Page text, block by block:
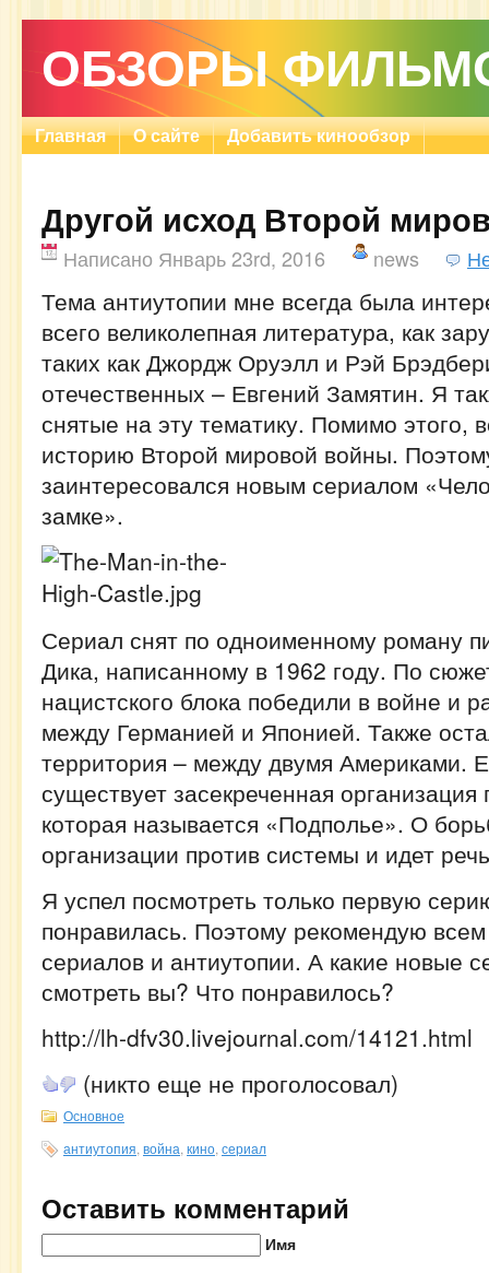
ОБЗОРЫ
Главная О сайте Добавить кинообзор
Другой исход Второй
Написано Январь 23rd, 2016 news
Тема антиутопии мне всегда была
всего великолепная литература, как
таких как Джордж Оруэлл и Рэй
отечественных – Евгений Замятин. Я
снятые на эту тематику. Помимо этого,
историю Второй мировой войны.
заинтересовался новым сериалом
замке».
Сериал снят по одноименному роману
Дика, написанному в 1962 году. По
нацистского блока победили в войне и
между Германией и Японией. Также
территория – между двумя Америками.
существует засекреченная организация
которая называется «Подполье». О
организации против системы и идет
Я успел посмотреть только первую
понравилась. Поэтому рекомендую
сериалов и антиутопии. А какие новые
смотреть вы? Что понравилось?
http://lh-dfv30.livejournal.com/14121.html
(никто еще не проголосовал)
Основное
антиутопия война кино сериал
Оставить комментарий
Имя